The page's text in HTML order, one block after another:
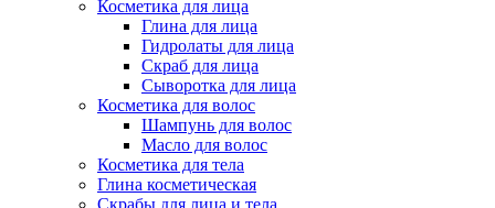
Косметика для лица
Глина для лица
Гидролаты для лица
Скраб для лица
Сыворотка для лица
Косметика для волос
Шампунь для волос
Масло для волос
Косметика для тела
Глина косметическая
Скрабы для лица и тела